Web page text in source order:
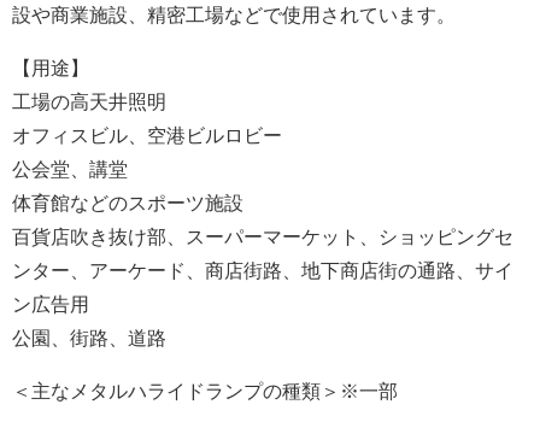
設や商業施設、精密工場などで使用されています。
【用途】
工場の高天井照明
オフィスビル、空港ビルロビー
公会堂、講堂
体育館などのスポーツ施設
百貨店吹き抜け部、スーパーマーケット、ショッピングセ
ンター、アーケード、商店街路、地下商店街の通路、サイ
ン広告用
公園、街路、道路
＜主なメタルハライドランプの種類＞※一部